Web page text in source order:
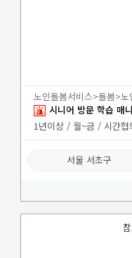
노인돌봄서비스>돌봄>노
시니어 방문 학습 매
1년이상 / 월~금 / 시간협
서울 서초구